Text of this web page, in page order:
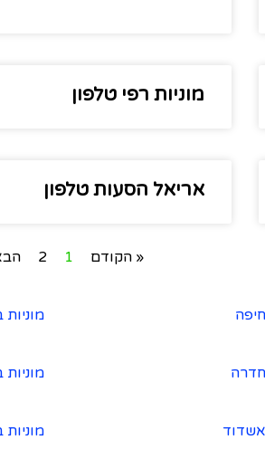
מוניות רפי טלפון
אריאל הסעות טלפון
« הקודם 1
2
מוניות
מוניות